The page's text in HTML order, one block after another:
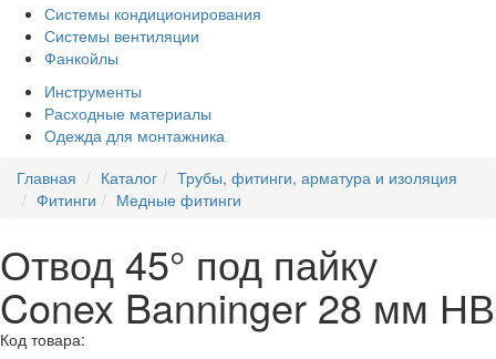
Системы кондиционирования
Системы вентиляции
Фанкойлы
Инструменты
Расходные материалы
Одежда для монтажника
Главная
Каталог
Трубы, фитинги, арматура и изоляция
Фитинги
Медные фитинги
Отвод 45° под пайку
Conex Banninger 28 мм НВ
Код товара: